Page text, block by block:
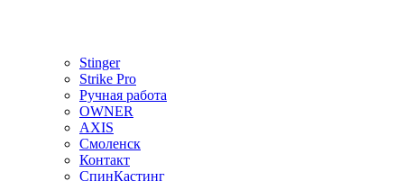
Stinger
Strike Pro
Ручная работа
OWNER
AXIS
Смоленск
Контакт
СпинКастинг